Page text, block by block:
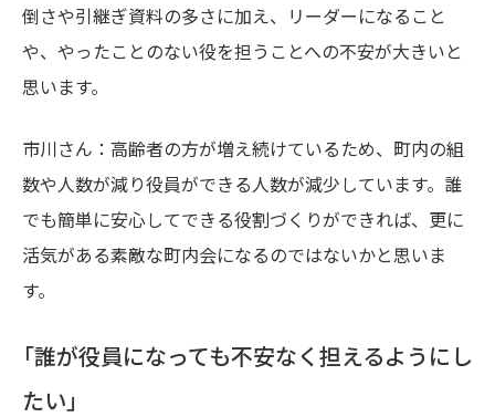
倒さや引継ぎ資料の多さに加え、リーダーになること
や、やったことのない役を担うことへの不安が大きいと
思います。
市川さん：高齢者の方が増え続けているため、町内の組
数や人数が減り役員ができる人数が減少しています。誰
でも簡単に安心してできる役割づくりができれば、更に
活気がある素敵な町内会になるのではないかと思いま
す。
「誰が役員になっても不安なく担えるようにし
たい」